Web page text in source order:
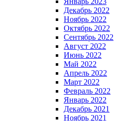
Декабрь 2022
Ноябрь 2022
Октябрь 2022
Сентябрь 2022
Август 2022
Июнь 2022
Май 2022
Апрель 2022
Март 2022
Февраль 2022
Январь 2022
Декабрь 2021
Ноябрь 2021